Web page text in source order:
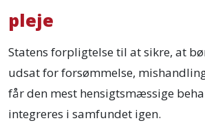
pleje
Statens forpligtelse til at sikre, at
udsat for forsømmelse,
får den mest hensigtsmæssige
integreres i samfundet igen.